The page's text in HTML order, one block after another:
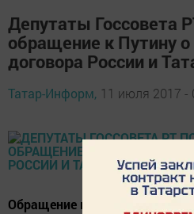
Депутаты Госсовета
обращение к Путину
договора России и
Татар-Информ, 11 июля 2017 -
Обращение к главе